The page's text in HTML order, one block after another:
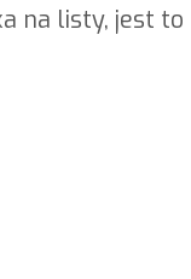
listy, jest